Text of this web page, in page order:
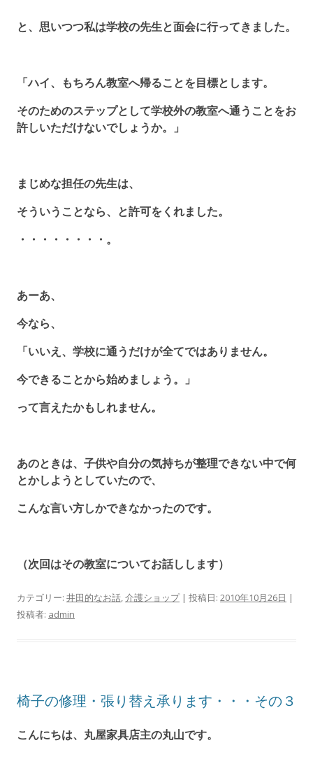
と、思いつつ私は学校の先生と面会に行ってきました。
「ハイ、もちろん教室へ帰ることを目標とします。
そのためのステップとして学校外の教室へ通うことをお
許しいただけないでしょうか。」
まじめな担任の先生は、
そういうことなら、と許可をくれました。
・・・・・・・・。
あーあ、
今なら、
「いいえ、学校に通うだけが全てではありません。
今できることから始めましょう。」
って言えたかもしれません。
あのときは、子供や自分の気持ちが整理できない中で何
とかしようとしていたので、
こんな言い方しかできなかったのです。
（次回はその教室についてお話しします）
カテゴリー: 井田的なお話,介護ショップ| 投稿日: 2010年10月26日 |
投稿者: admin
椅子の修理・張り替え承ります・・・その３
こんにちは、丸屋家具店主の丸山です。